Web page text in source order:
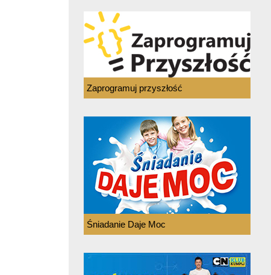
Zaprogramuj przyszłość
Śniadanie Daje Moc